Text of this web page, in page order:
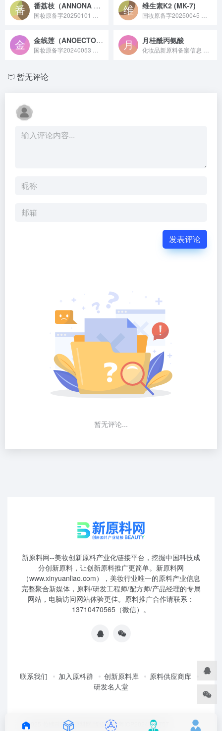
番荔枝（ANNONA SQUAMOSA）果肉提取物 维生素K2 (MK-7)
金线莲（ANOECTOCHILUS ROXBURGHII）提取物 月桂酰丙氨酸
暂无评论
发表评论
暂无评论...
新原料网--美妆创新原料产业化链接平台，挖掘中国科技成
分创新原料，让创新原料推广更简单。新原料网
（www.xinyuanliao.com），美妆行业唯一的原料产业信息
完整聚合新媒体，原料/研发工程师/配方师/产品经理的专属
网站，电脑访问网站体验更佳。原料推广合作请联系：
13710470565（微信）。
联系我们 加入原料群 创新原料库
原料供应商库
研发名人堂
©2025 妆榜科技·新原料网 版权所有 粤ICP2024350757